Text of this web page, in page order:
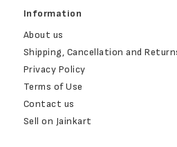
Information
About us
Shipping, Cancellation and
Privacy Policy
Terms of Use
Contact us
Sell on Jainkart